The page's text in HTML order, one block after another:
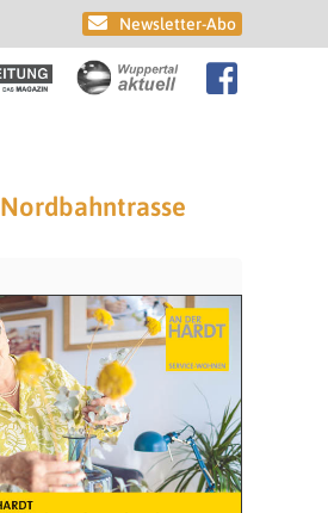
Newsletter-Abo
Nordbahntrasse